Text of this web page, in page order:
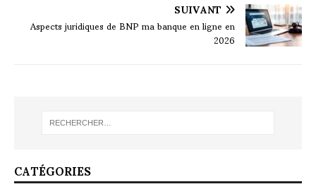
SUIVANT
Aspects juridiques de BNP ma banque en ligne en
2026
CATÉGORIES